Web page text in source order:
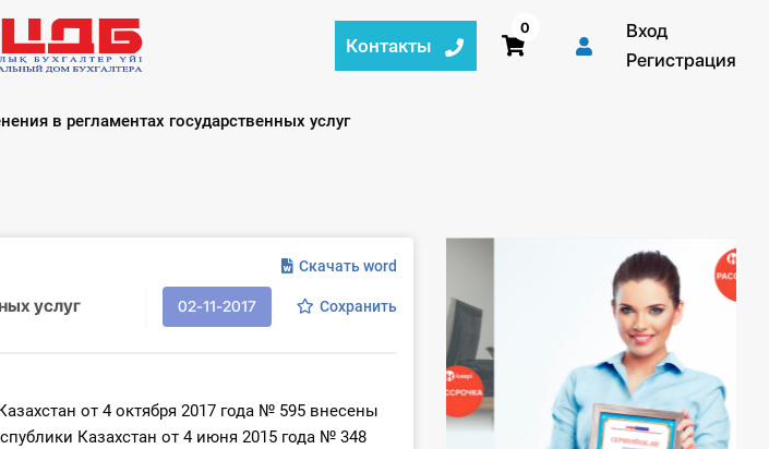
Контакты
0
Вход
Регистрация
в регламентах государственных услуг
Скачать word
услуг 02-11-2017 Сохранить
от 4 октября 2017 года № 595 внесены
Казахстан от 4 июня 2015 года № 348